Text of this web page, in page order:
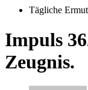
Tägliche
Impuls
Zeugnis.